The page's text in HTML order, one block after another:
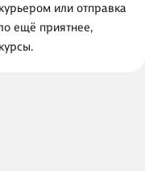
или отправка
ещё приятнее,